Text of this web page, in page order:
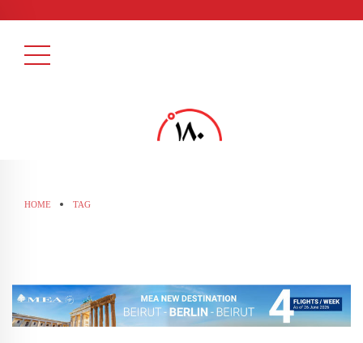
HOME TAG